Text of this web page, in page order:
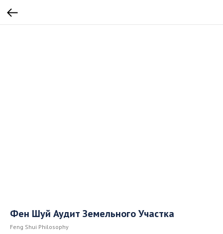
Фен Шуй Аудит Земельного Участка
Feng Shui Philosophy